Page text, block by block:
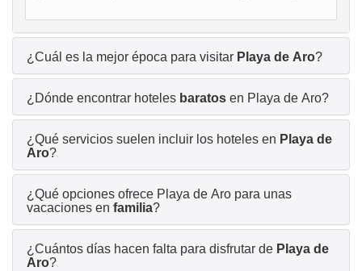
¿Cuál es la mejor época para visitar Playa de Aro?
¿Dónde encontrar hoteles baratos en Playa de Aro?
¿Qué servicios suelen incluir los hoteles en Playa de
Aro?
¿Qué opciones ofrece Playa de Aro para unas
vacaciones en familia?
¿Cuántos días hacen falta para disfrutar de Playa de
Aro?